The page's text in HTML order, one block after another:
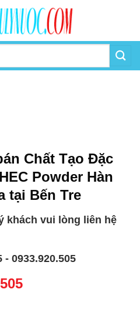
Chất Tạo Đặc
Powder Hàn
tại Bến Tre
khách vui lòng liên hệ
- 0933.920.505